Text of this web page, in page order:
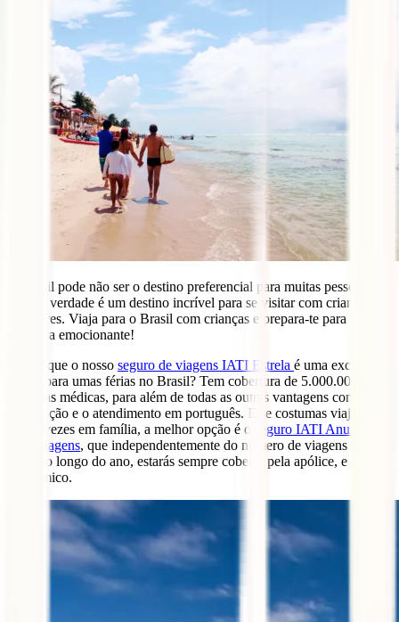
O Brasil pode não ser o destino preferencial para muitas pessoas,
mas na verdade é um destino incrível para se visitar com crianças e
familiares. Viaja para o Brasil com crianças e prepara-te para uma
aventura emocionante!
Sabias que o nosso seguro de viagens IATI Estrela é uma excelente
opção para umas férias no Brasil? Tem cobertura de 5.000.000€ em
despesas médicas, para além de todas as outras vantagens como a
repatriação e o atendimento em português. E se costumas viajar
várias vezes em família, a melhor opção é o
seguro IATI Anual
Multiviagens, que independentemente do número de viagens que
faças ao longo do ano, estarás sempre coberto pela apólice, e é mais
económico.